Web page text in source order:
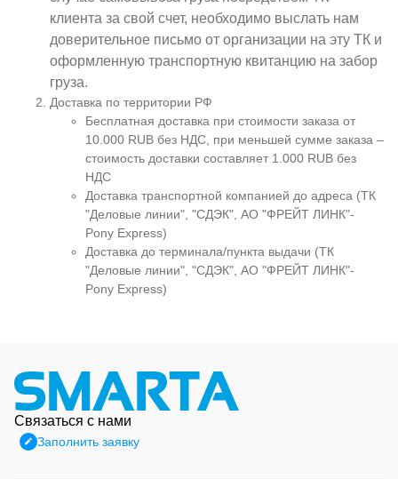
клиента за свой счет, необходимо выслать нам
доверительное письмо от организации на эту ТК и
оформленную транспортную квитанцию на забор
груза.
Доставка по территории РФ
Бесплатная доставка при стоимости заказа от
10.000 RUB без НДС, при меньшей сумме заказа –
стоимость доставки составляет 1.000 RUB без
НДС
Доставка транспортной компанией до адреса (ТК
"Деловые линии", "СДЭК", АО "ФРЕЙТ ЛИНК"-
Pony Express)
Доставка до терминала/пункта выдачи (ТК
"Деловые линии", "СДЭК", АО "ФРЕЙТ ЛИНК"-
Pony Express)
Связаться с нами
Заполнить заявку